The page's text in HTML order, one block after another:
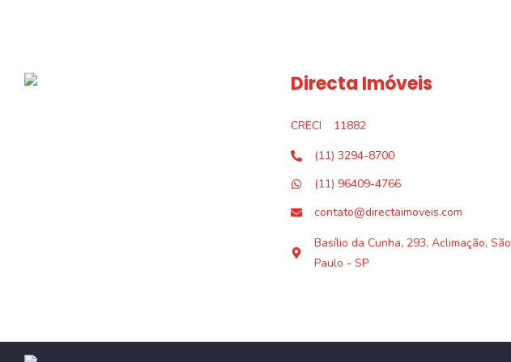
Directa Imóveis
CRECI
11882
(11) 3294-8700
(11) 96409-4766
contato@directaimoveis.com
Basílio da Cunha, 293, Aclimação, São
Paulo - SP